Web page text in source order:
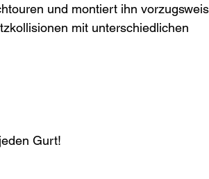
und montiert ihn
mit unterschiedlichen
Gurt!